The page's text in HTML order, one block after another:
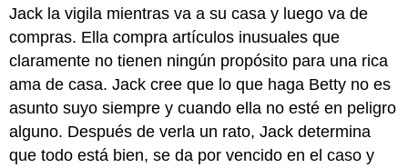
Jack la vigila mientras va a su casa y luego va de
compras. Ella compra artículos inusuales que
claramente no tienen ningún propósito para una rica
ama de casa. Jack cree que lo que haga Betty no es
asunto suyo siempre y cuando ella no esté en peligro
alguno. Después de verla un rato, Jack determina
que todo está bien, se da por vencido en el caso y